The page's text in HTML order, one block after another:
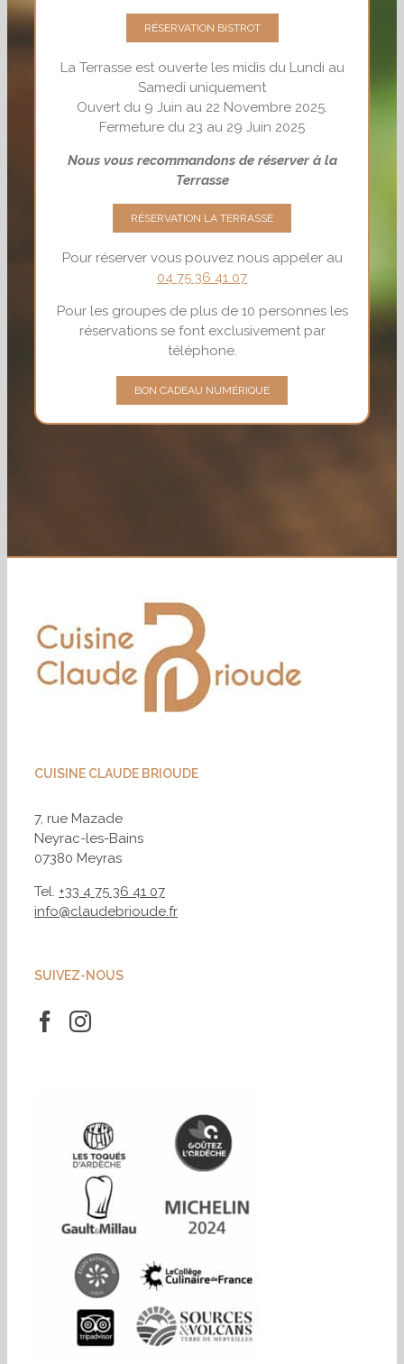
RÉSERVATION BISTROT
La Terrasse est ouverte les midis du Lundi au
Samedi uniquement
Ouvert du 9 Juin au 22 Novembre 2025.
Fermeture du 23 au 29 Juin 2025
Nous vous recommandons de réserver à la
Terrasse
RÉSERVATION LA TERRASSE
Pour réserver vous pouvez nous appeler au
04 75 36 41 07
Pour les groupes de plus de 10 personnes les
réservations se font exclusivement par
téléphone.
BON CADEAU NUMÉRIQUE
CUISINE CLAUDE BRIOUDE
7, rue Mazade
Neyrac-les-Bains
07380 Meyras
Tel. +33 4 75 36 41 07
info@claudebrioude.fr
SUIVEZ-NOUS